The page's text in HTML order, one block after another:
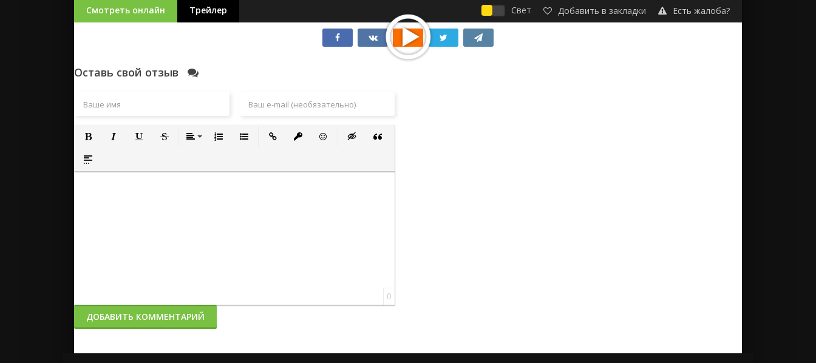
Смотреть онлайн Трейлер Свет Добавить в закладки Есть жалоба?
Оставь свой отзыв
Полужирный
Вставка спойлера
0
ДОБАВИТЬ КОММЕНТАРИЙ